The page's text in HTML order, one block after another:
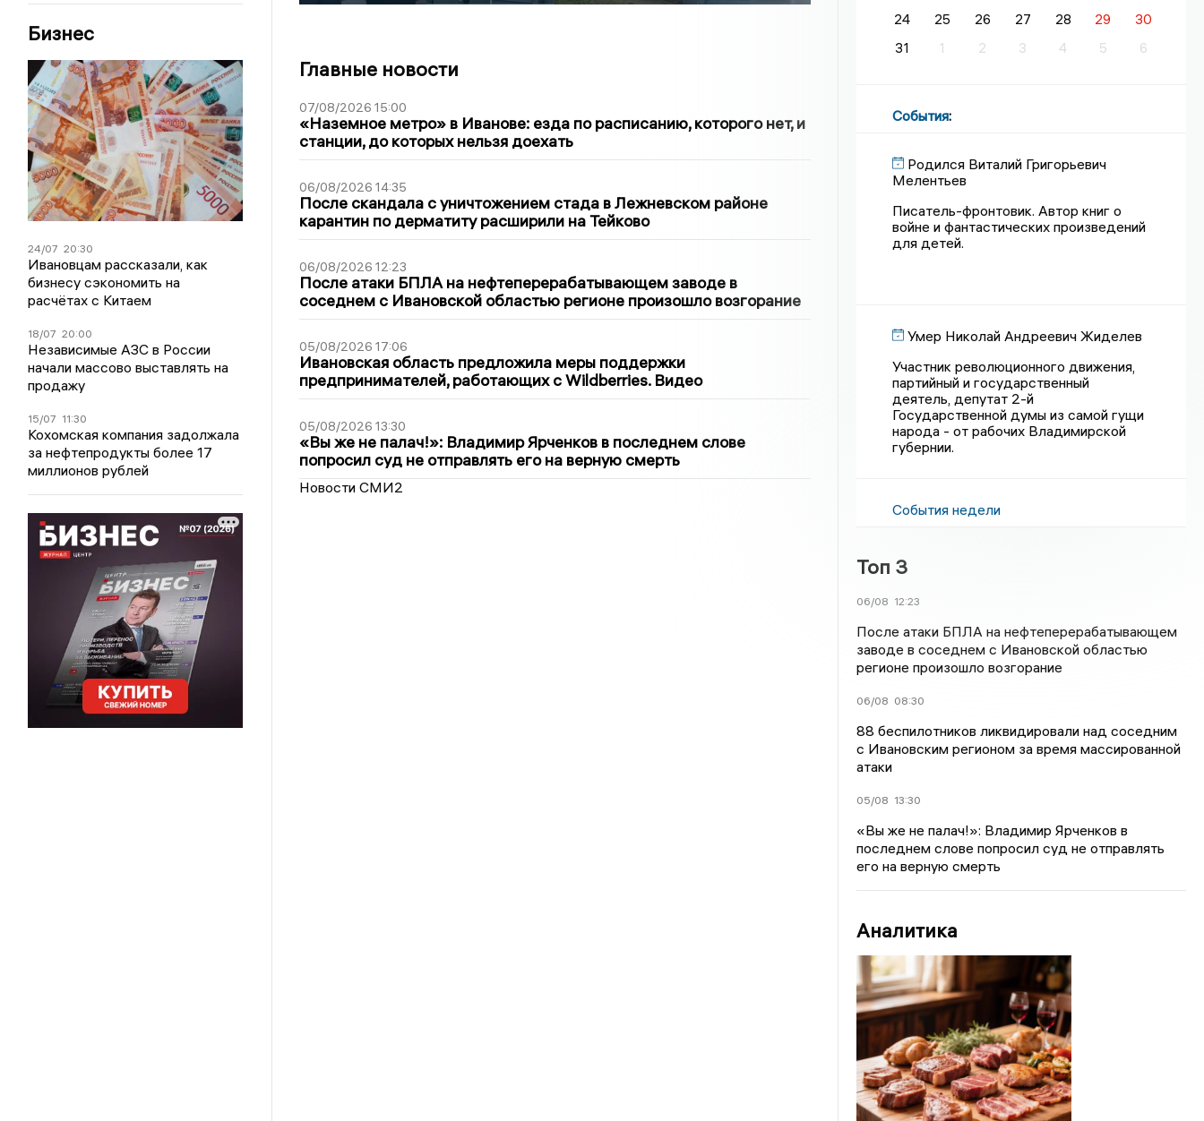
Бизнес
24/07 20:30
Ивановцам рассказали, как
бизнесу сэкономить на
расчётах с Китаем
18/07 20:00
Независимые АЗС в России
начали массово выставлять на
продажу
15/07 11:30
Кохомская компания задолжала
за нефтепродукты более 17
миллионов рублей
Главные новости
07/08/2026 15:00
«Наземное метро» в Иванове: езда по расписанию, которого нет, и
станции, до которых нельзя доехать
06/08/2026 14:35
После скандала с уничтожением стада в Лежневском районе
карантин по дерматиту расширили на Тейково
06/08/2026 12:23
После атаки БПЛА на нефтеперерабатывающем заводе в
соседнем с Ивановской областью регионе произошло возгорание
05/08/2026 17:06
Ивановская область предложила меры поддержки
предпринимателей, работающих с Wildberries. Видео
05/08/2026 13:30
«Вы же не палач!»: Владимир Ярченков в последнем слове
попросил суд не отправлять его на верную смерть
Новости СМИ2
24
25 26 27 28 29
30
31
1 2 3 4 5 6
События:
Родился Виталий Григорьевич
Мелентьев
Писатель-фронтовик. Автор книг о
войне и фантастических произведений
для детей.
Умер Николай Андреевич Жиделев
Участник революционного движения,
партийный и государственный
деятель, депутат 2-й
Государственной думы из самой гущи
народа - от рабочих Владимирской
губернии.
События недели
Топ 3
06/08 12:23
После атаки БПЛА на нефтеперерабатывающем
заводе в соседнем с Ивановской областью
регионе произошло возгорание
06/08 08:30
88 беспилотников ликвидировали над соседним
с Ивановским регионом за время массированной
атаки
05/08 13:30
«Вы же не палач!»: Владимир Ярченков в
последнем слове попросил суд не отправлять
его на верную смерть
Аналитика